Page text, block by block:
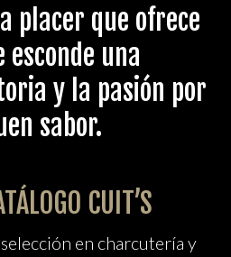
placer que ofrece
esconde una
y la pasión por
sabor.
CUIT’S
en charcutería y